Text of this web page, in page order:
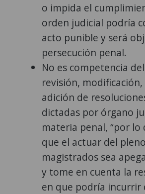
o impida el
orden judicial podría
acto punible y será
persecución penal.
No es competencia del
revisión,
adición de
dictadas por órgano
materia penal, “por lo
que el actuar del
magistrados sea
y tome en cuenta la
en que podría incurrir